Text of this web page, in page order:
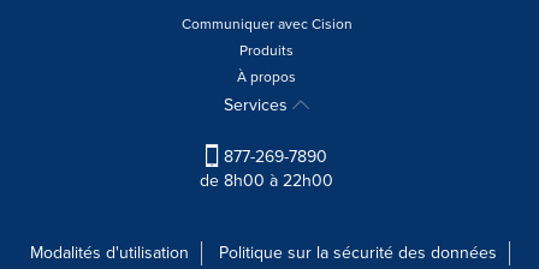
Communiquer avec Cision
Produits
À propos
Services
877-269-7890
de 8h00 à 22h00
Modalités d'utilisation Politique sur la sécurité des données